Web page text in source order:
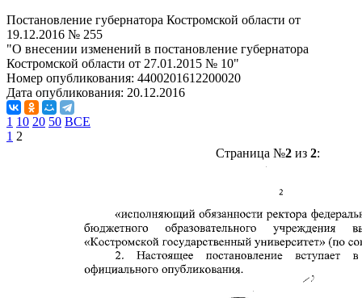
Постановление губернатора Костромской области от
19.12.2016 № 255
"О внесении изменений в постановление губернатора
Костромской области от 27.01.2015 № 10"
Номер опубликования: 4400201612200020
Дата опубликования: 20.12.2016
1 10 20 50 ВСЕ
1 2
Страница №2из 2: